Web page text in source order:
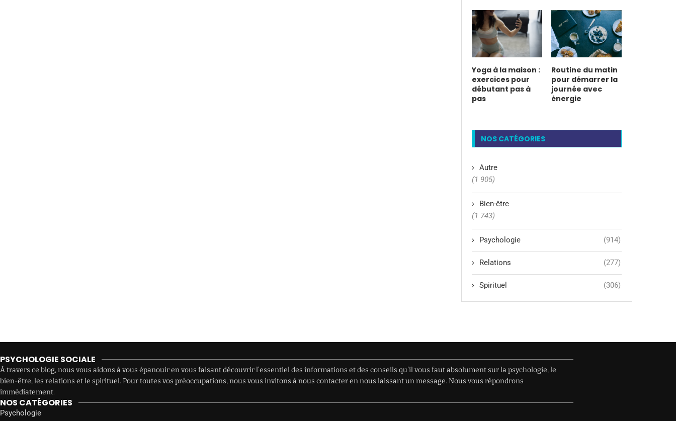
Yoga à la maison :
exercices pour
débutant pas à
pas
Routine du matin
pour démarrer la
journée avec
énergie
NOS CATÉGORIES
Autre
(1 905)
Bien-être
(1 743)
Psychologie (914)
Relations (277)
Spirituel (306)
PSYCHOLOGIE SOCIALE
À travers ce blog, nous vous aidons à vous épanouir en vous faisant découvrir l’essentiel des informations et des conseils qu’il vous faut absolument sur la psychologie, le
bien-être, les relations et le spirituel. Pour toutes vos préoccupations, nous vous invitons à nous contacter en nous laissant un message. Nous vous répondrons
immédiatement.
NOS CATÉGORIES
Psychologie